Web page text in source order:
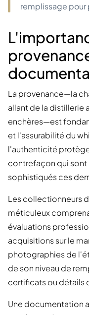
remplissage pour
La provenance—la
allant de la distillerie
enchères—est
et l'assurabilité du
l'authenticité
contrefaçon qui sont
sophistiqués ces
Les collectionneurs
méticuleux
évaluations
acquisitions sur le
photographies de
de son niveau de
certificats ou détails
Une documentation